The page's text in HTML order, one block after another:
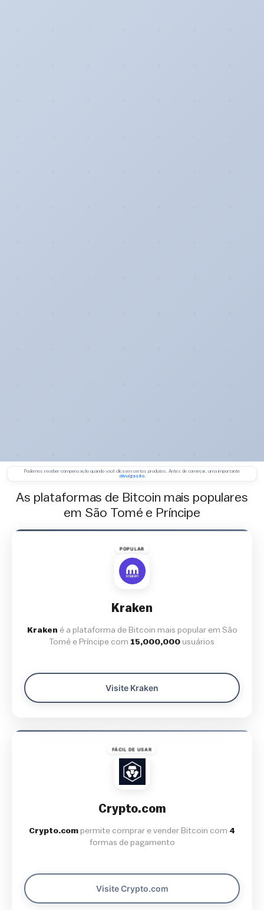
Podemos receber compensação quando você clica em certos produtos. Antes de começar, uma importante
divulgação.
As plataformas de Bitcoin mais populares
em São Tomé e Príncipe
POPULAR
Kraken
Kraken é a plataforma de Bitcoin mais popular em São
Tomé e Príncipe com 15,000,000 usuários
Visite Kraken
FÁCIL DE USAR
Crypto.com
Crypto.com permite comprar e vender Bitcoin com 4
formas de pagamento
Visite Crypto.com